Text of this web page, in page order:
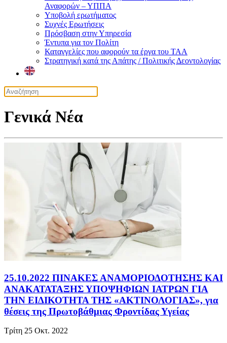
Αναφορών – ΥΠΠΑ
Υποβολή ερωτήματος
Συχνές Ερωτήσεις
Πρόσβαση στην Υπηρεσία
Έντυπα για τον Πολίτη
Καταγγελίες που αφορούν τα έργα του ΤΑΑ
Στρατηγική κατά της Απάτης / Πολιτικής Δεοντολογίας
Γενικά Νέα
25.10.2022 ΠΙΝΑΚΕΣ ΑΝΑΜΟΡΙΟΔΟΤΗΣΗΣ ΚΑΙ
ΑΝΑΚΑΤΑΤΑΞΗΣ ΥΠΟΨΗΦΙΩΝ ΙΑΤΡΩΝ ΓΙΑ
ΤΗΝ ΕΙΔΙΚΟΤΗΤΑ ΤΗΣ «ΑΚΤΙΝΟΛΟΓΙΑΣ», για
θέσεις της Πρωτοβάθμιας Φροντίδας Υγείας
Τρίτη 25 Οκτ. 2022